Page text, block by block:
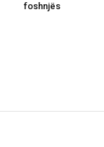
foshnjës